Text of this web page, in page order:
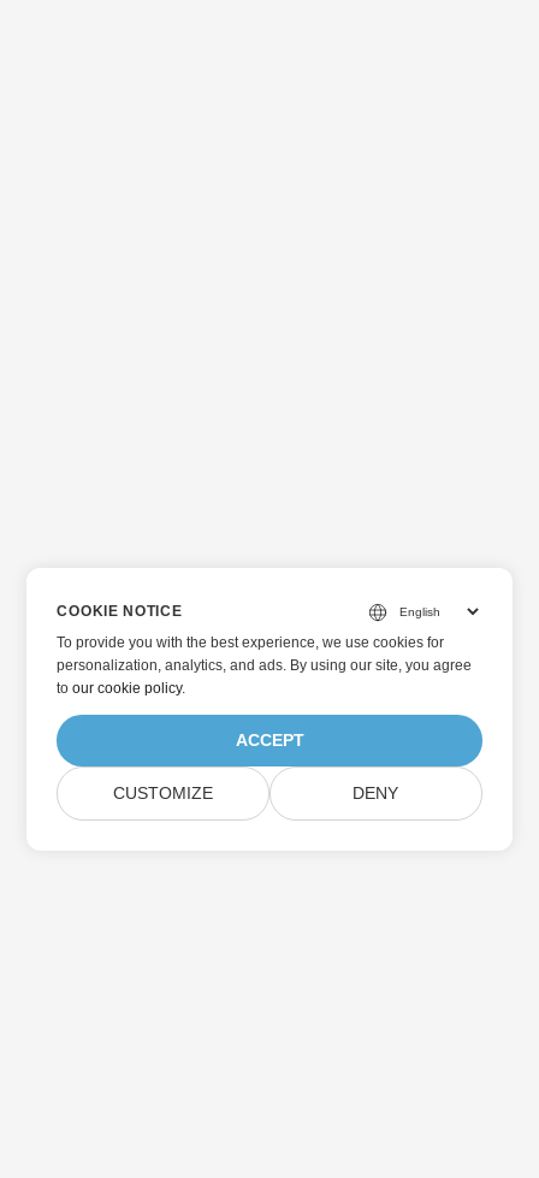
COOKIE NOTICE
To provide you with the best experience, we use cookies for
personalization, analytics, and ads. By using our site, you agree
toour cookie policy.
ACCEPT
CUSTOMIZE DENY